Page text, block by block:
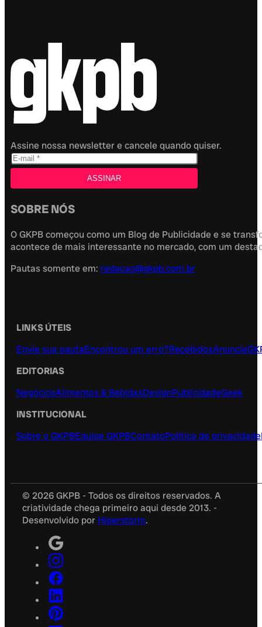
Assine nossa newsletter e cancele quando quiser.
SOBRE NÓS
O GKPB começou como um Blog de Publicidade e se
acontece de mais interessante no mercado, com um
Pautas somente em: redacao@gkpb.com.br
LINKS ÚTEIS
Envie sua pautaEncontrou um erro?RecebidosAnuncie
EDITORIAS
NegóciosAlimentos & BebidasDesignPublicidadeGeek
INSTITUCIONAL
Sobre o GKPBEquipe GKPBContatoPolítica de privacidade
© 2026 GKPB - Todos os direitos reservados. A
criatividade chega primeiro aqui desde 2013. -
Desenvolvido por Hiperstorm.